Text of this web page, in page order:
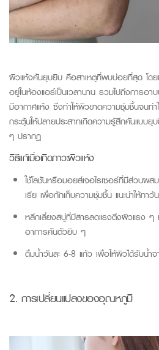
ผิวแห้งคันยุบยิบ คือสาเหตุที่พบบ่อยที่สุด โด
อยู่ในห้องแอร์เป็นเวลานาน รวมไปถึงการอา
มีอากาศแห้ง ซึ่งทำให้ผิวขาดความชุ่มชื้นจนท
กระตุ้นให้ปลายประสาทเกิดความรู้สึกคันแบบ
ๆ ปรากฏ
วิธีแก้เมื่อเกิดภาวะผิวแห้ง
ใช้โลชันหรือมอยส์เจอไรเซอร์ที่มีส่วนผ
เรีย เพื่อกักเก็บความชุ่มชื้น แนะนำให้ทา
หลีกเลี่ยงสบู่ที่มีสารลดแรงตึงผิวแรง
อาการคันตัวยิบ ๆ
ดื่มน้ำวันละ 6-8 แก้ว เพื่อให้ผิวได้รับน้ำจ
2. การเปลี่ยนแปลงของอุณหภูมิ